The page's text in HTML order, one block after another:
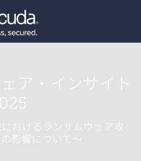
ア・インサイト
おけるランサムウェア攻
影響について～